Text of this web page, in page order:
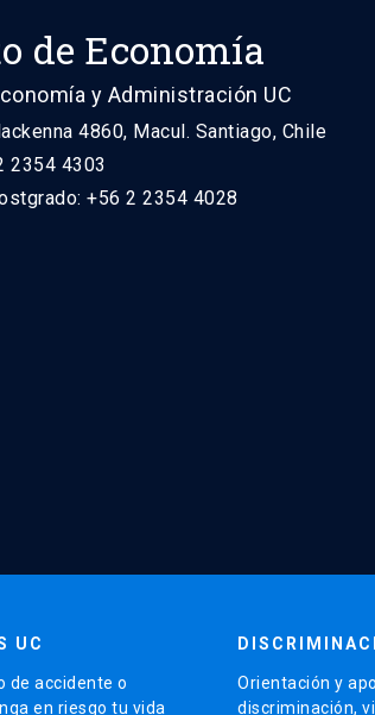
de Economía
y Administración UC
4860, Macul. Santiago, Chile
2354 4303
+56 2 2354 4028
UC
de accidente o
en riesgo tu vida
Orientación y
discriminación,